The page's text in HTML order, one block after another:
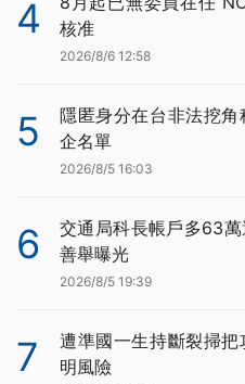
4
核准
2026/8/6 12:58
5
隱匿身分在台非法挖
企名單
2026/8/5 16:03
6
交通局科長帳戶多63
善舉曝光
2026/8/5 19:39
7
遭準國一生持斷裂掃
明風險